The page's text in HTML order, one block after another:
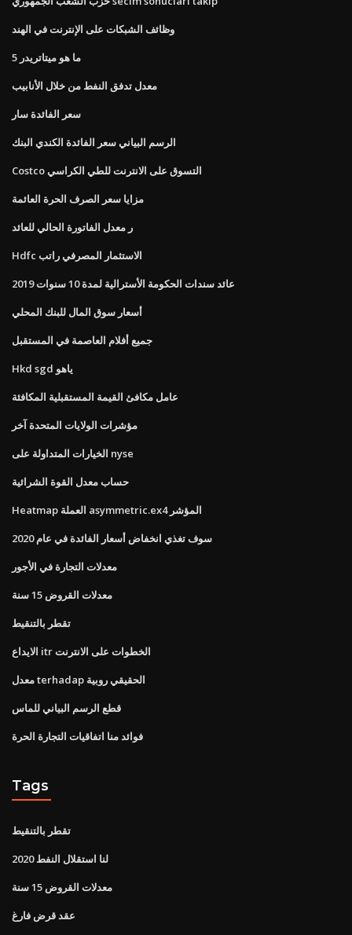
وظائف الشبكات على الإنترنت في الهند
ما هو ميتاتريدر 5
معدل تدفق النفط من خلال الأنابيب
سعر الفائدة سار
الرسم البياني سعر الفائدة الكندي البنك
Costco التسوق على الانترنت للطي الكراسي
مزايا سعر الصرف الحرة العائمة
ر معدل الفاتورة الحالي للعائد
Hdfc الاستثمار المصرفي راتب
عائد سندات الحكومة الأسترالية لمدة 10 سنوات 2019
أسعار سوق المال للبنك المحلي
جميع أفلام العاصمة في المستقبل
Hkd sgd ياهو
عامل مكافئ القيمة المستقبلية المكافئة
مؤشرات الولايات المتحدة آخر
الخيارات المتداولة على nyse
حساب معدل القوة الشرائية
Heatmap العملة asymmetric.ex4 المؤشر
سوف تغذي انخفاض أسعار الفائدة في عام 2020
معدلات التجارة في الأجور
معدلات القروض 15 سنة
تقطر بالتنقيط
الايداع itr الخطوات على الانترنت
معدل terhadap الحقيقي روبية
قطع الرسم البياني للماس
فوائد منا اتفاقيات التجارة الحرة
Tags
تقطر بالتنقيط
لنا استقلال النفط 2020
معدلات القروض 15 سنة
عقد قرض فارغ